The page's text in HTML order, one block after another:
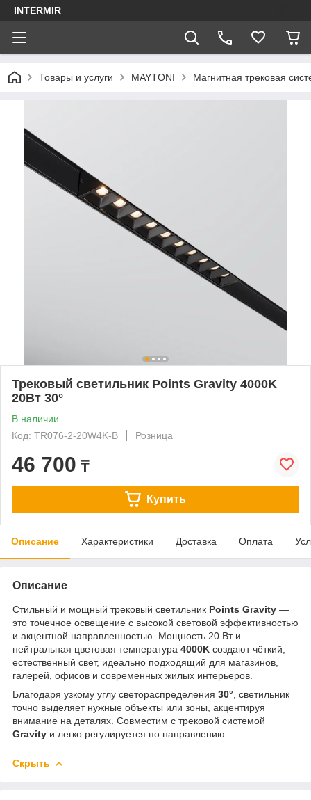
INTERMIR
Товары и услуги MAYTONI Магнитная трековая
Трековый светильник Points Gravity 4000K
20Вт 30°
В наличии
Код: TR076-2-20W4K-B
Розница
46 700 ₸
Купить
Описание Характеристики Доставка Оплата
Описание
Стильный и мощный трековый светильник Points Gravity —
это точечное освещение с высокой световой эффективностью
и акцентной направленностью. Мощность 20 Вт и
нейтральная цветовая температура 4000K создают чёткий,
естественный свет, идеально подходящий для магазинов,
галерей, офисов и современных жилых интерьеров.
Благодаря узкому углу светораспределения 30° , светильник
точно выделяет нужные объекты или зоны, акцентируя
внимание на деталях. Совместим с трековой системой
Gravity и легко регулируется по направлению.
Скрыть